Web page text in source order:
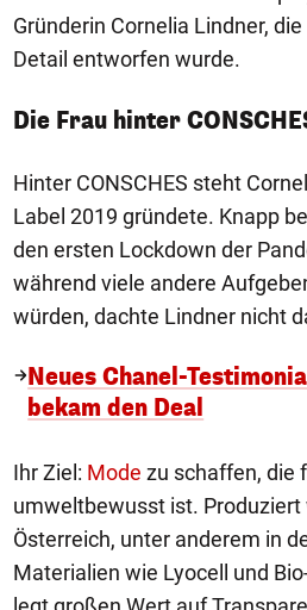
Gründerin Cornelia Lindner,
Detail entworfen wurde.
Die Frau hinter
Hinter CONSCHES steht
Label 2019 gründete. Knapp
den ersten Lockdown der
während viele andere
würden, dachte Lindner nicht
Neues Chanel-
bekam den Deal
Ihr Ziel: Mode zu schaffen, die
umweltbewusst ist.
Österreich, unter anderem in
Materialien wie Lyocell und